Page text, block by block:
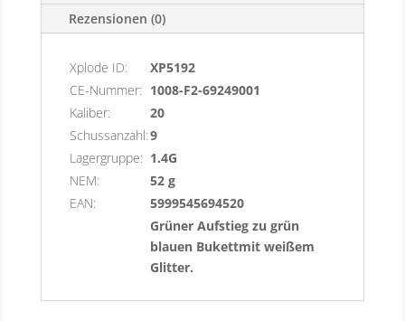
Rezensionen (0)
Xplode ID:
XP5192
CE-Nummer: 1008-F2-69249001
Kaliber:
20
Schussanzahl:9
Lagergruppe: 1.4G
NEM:
52 g
EAN:
5999545694520
Grüner Aufstieg zu grün
blauen Bukettmit weißem
Glitter.